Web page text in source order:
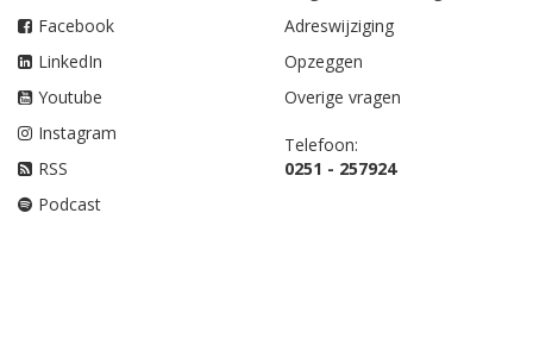
Facebook
LinkedIn
Youtube
Instagram
RSS
Podcast
Adreswijziging
Opzeggen
Overige vragen
Telefoon:
0251 - 257924